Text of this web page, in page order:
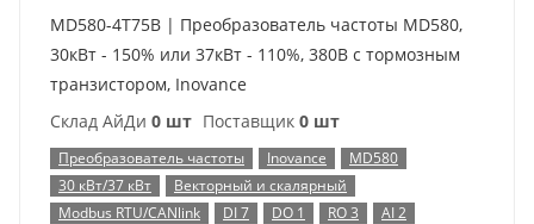
MD580-4T75B | Преобразователь частоты MD580,
30кВт - 150% или 37кВт - 110%, 380В с тормозным
транзистором, Inovance
Склад АйДи 0 шт Поставщик 0 шт
Преобразователь частоты Inovance
MD580
30 кВт/37 кВт
Векторный и скалярный
Modbus RTU/CANlink
DI 7 DO 1 RO 3
AI 2